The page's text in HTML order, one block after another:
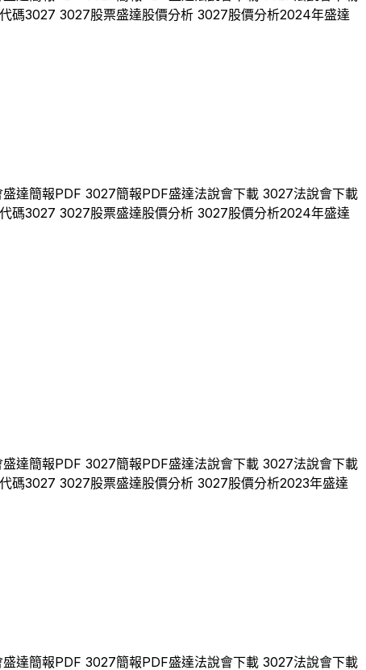
碼3027 3027股票盛達股價分析 3027股價分析2024年盛達
盛達簡報PDF 3027簡報PDF盛達法說會下載 3027法說會下載
碼3027 3027股票盛達股價分析 3027股價分析2024年盛達
盛達簡報PDF 3027簡報PDF盛達法說會下載 3027法說會下載
碼3027 3027股票盛達股價分析 3027股價分析2023年盛達
盛達簡報PDF 3027簡報PDF盛達法說會下載 3027法說會下載